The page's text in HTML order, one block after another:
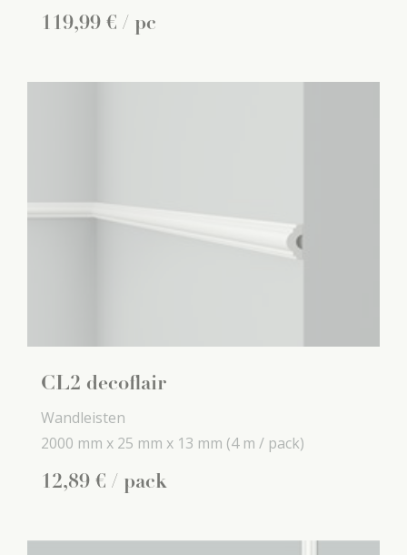
119,99 € / pc
CL2 decoflair
Wandleisten
2000 mm x 25 mm x 13 mm (4 m / pack)
12,89 € / pack